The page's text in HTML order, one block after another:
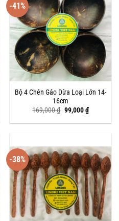
-41%
Bộ 4 Chén Gáo Dừa Loại Lớn 14-
16cm
169,000₫ Giá
gốc
là:
99,000₫Giá
hiện
tại
-38%